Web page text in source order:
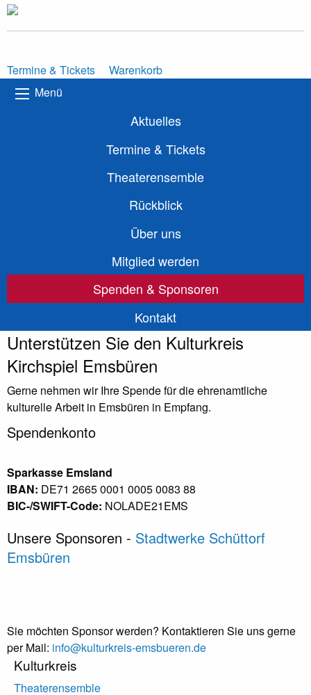
Termine & Tickets
Warenkorb
Menü
Aktuelles
Termine & Tickets
Theaterensemble
Rückblick
Über uns
Mitglied werden
Spenden & Sponsoren
Kontakt
Unterstützen Sie den Kulturkreis
Kirchspiel Emsbüren
Gerne nehmen wir Ihre Spende für die ehrenamtliche
kulturelle Arbeit in Emsbüren in Empfang.
Spendenkonto
Sparkasse Emsland
IBAN: DE71 2665 0001 0005 0083 88
BIC-/SWIFT-Code: NOLADE21EMS
Unsere Sponsoren - Stadtwerke Schüttorf
Emsbüren
Sie möchten Sponsor werden? Kontaktieren Sie uns gerne
per Mail: info@kulturkreis-emsbueren.de
Kulturkreis
Theaterensemble